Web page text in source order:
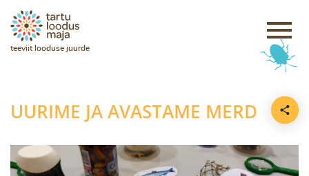
teeviit looduse juurde
UURIME JA AVASTAME MERD